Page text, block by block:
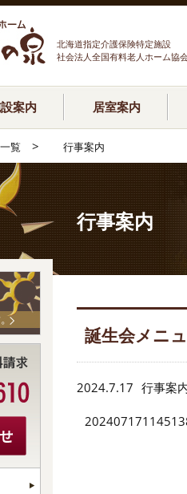
北海道指定介護保険特定施設
社会法人全国有料老人ホーム協
案内 居室案内
覧 > 行事案内
行事案内
誕生会メニ
2024.7.17 行事案